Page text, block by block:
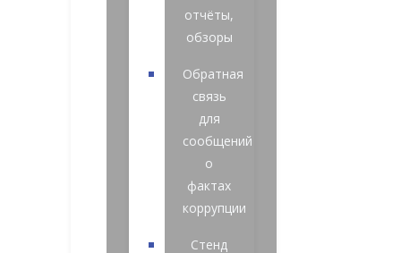
отчёты,
обзоры
Обратная
связь
для
сообщений
о
фактах
коррупции
Стенд